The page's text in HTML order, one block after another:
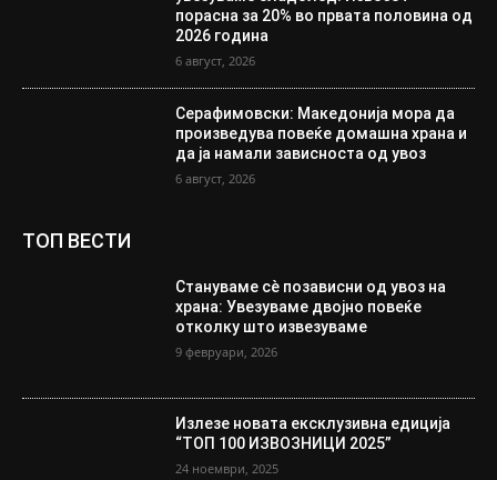
порасна за 20% во првата половина од
2026 година
6 август, 2026
Серафимовски: Македонија мора да
произведува повеќе домашна храна и
да ја намали зависноста од увоз
6 август, 2026
ТОП ВЕСТИ
Стануваме сè позависни од увоз на
храна: Увезуваме двојно повеќе
отколку што извезуваме
9 февруари, 2026
Излезе новата ексклузивна едиција
“ТОП 100 ИЗВОЗНИЦИ 2025”
24 ноември, 2025